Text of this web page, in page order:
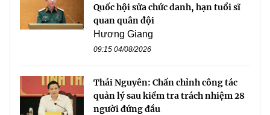
Quốc hội sửa chức danh, hạn tuổi sĩ
quan quân đội
Hương Giang
09:15 04/08/2026
Thái Nguyên: Chấn chỉnh công tác
quản lý sau kiểm tra trách nhiệm 28
người đứng đầu